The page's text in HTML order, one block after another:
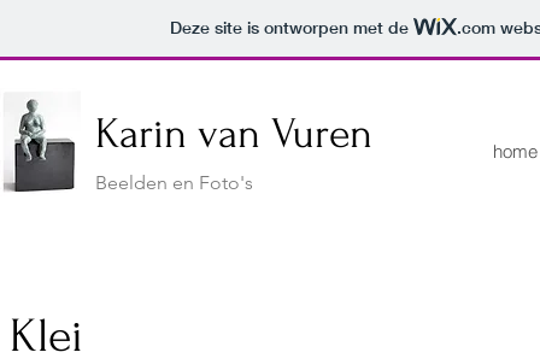
Deze site is ontworpen met de .com
Karin van Vuren
home
Beelden en Foto's
Klei